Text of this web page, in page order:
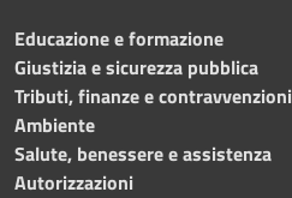
Educazione e formazione
Giustizia e sicurezza pubblica
Tributi, finanze e contravvenzioni
Ambiente
Salute, benessere e assistenza
Autorizzazioni